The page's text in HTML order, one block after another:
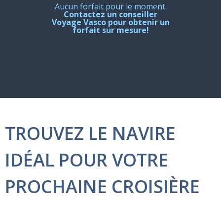
Aucun forfait pour le moment.
Contactez un conseiller
Voyage Vasco pour obtenir un
forfait sur mesure!
TROUVEZ LE NAVIRE
IDÉAL POUR VOTRE
PROCHAINE CROISIÈRE